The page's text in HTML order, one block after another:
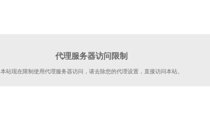
代理服务器访问限制
本站现在限制使用代理服务器访问，请去除您的代理设置，直接访问本站。